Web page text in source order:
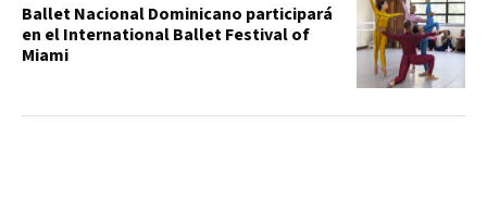
Ballet Nacional Dominicano participará
en el International Ballet Festival of
Miami